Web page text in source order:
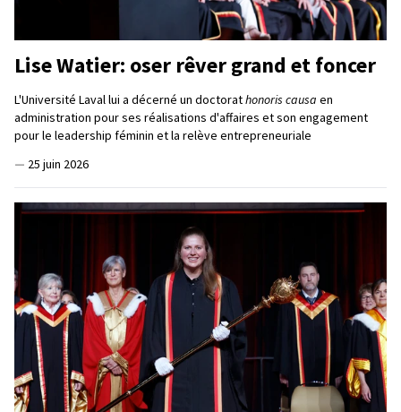
Lise Watier: oser rêver grand et foncer
L'Université Laval lui a décerné un doctorathonoris causa en
administration pour ses réalisations d'affaires et son engagement
pour le leadership féminin et la relève entrepreneuriale
— 25 juin 2026